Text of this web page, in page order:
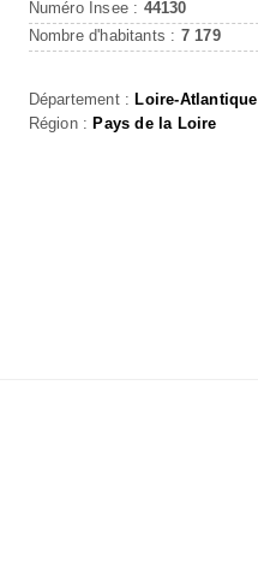
Numéro Insee : 44130
Nombre d'habitants : 7 179
Département : Loire-Atlantique
Région : Pays de la Loire